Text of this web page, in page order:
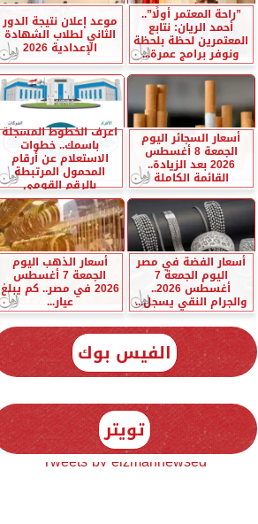
”راحة المعتمر أولًا”..
أحمد الريان: نتابع
المعتمرين لحظة بلحظة
ونوفر برامج عمرة...
موعد إعلان نتيجة الدور
الثاني لطلاب الشهادة
الإعدادية 2026
أسعار السجائر اليوم
الجمعة 8 أغسطس
2026 بعد الزيادة..
القائمة الكاملة
اعرف الخطوط المسجلة
باسمك.. خطوات
الاستعلام عن أرقام
المحمول المرتبطة
بالرقم القومي
أسعار الفضة في مصر
اليوم الجمعة 7
أغسطس 2026..
والجرام النقي يسجل...
أسعار الذهب اليوم
الجمعة 7 أغسطس
2026 في مصر.. كم يبلغ
عيار...
الفيس بوك
تويتر
Tweets by elzmannewseg